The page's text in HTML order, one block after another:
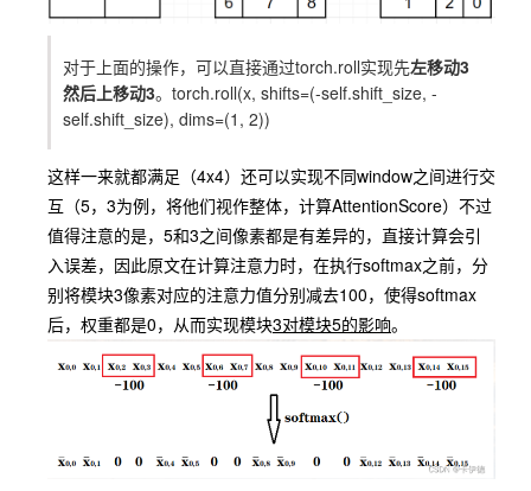
对于上面的操作，可以直接通过torch.roll实现先左移动3
然后上移动3。 torch.roll(x, shifts=(-self.shift_size, -
self.shift_size), dims=(1, 2))
这样一来就都满足（4x4）还可以实现不同window之间进行交
互（5，3为例，将他们视作整体，计算AttentionScore）不过
值得注意的是，5和3之间像素都是有差异的，直接计算会引
入误差，因此原文在计算注意力时，在执行softmax之前，分
别将模块3像素对应的注意力值分别减去100，使得softmax
后，权重都是0，从而实现模块3对模块5的影响。